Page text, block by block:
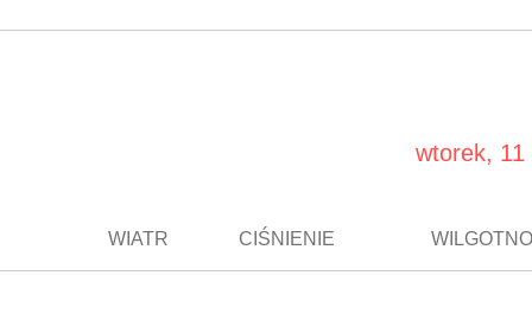
wtorek, 11
WIATR CIŚNIENIE